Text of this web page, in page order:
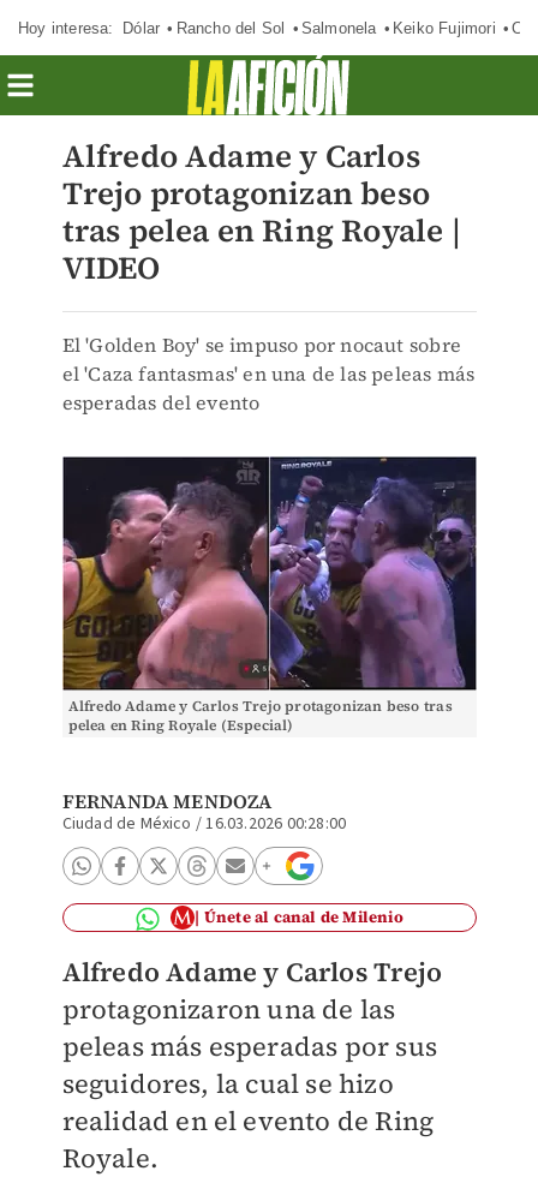
Hoy interesa: Dólar Rancho del Sol Salmonela Keiko Fujimori
Alfredo Adame y Carlos
Trejo protagonizan beso
tras pelea en Ring Royale |
VIDEO
El 'Golden Boy' se impuso por nocaut sobre
el 'Caza fantasmas' en una de las peleas más
esperadas del evento
Alfredo Adame y Carlos Trejo protagonizan beso tras
pelea en Ring Royale (Especial)
FERNANDA MENDOZA
Ciudad de México /16.03.2026 00:28:00
Únete al canal de Milenio
Alfredo Adame y Carlos Trejo
protagonizaron una de las
peleas más esperadas por sus
seguidores, la cual se hizo
realidad en el evento de Ring
Royale.